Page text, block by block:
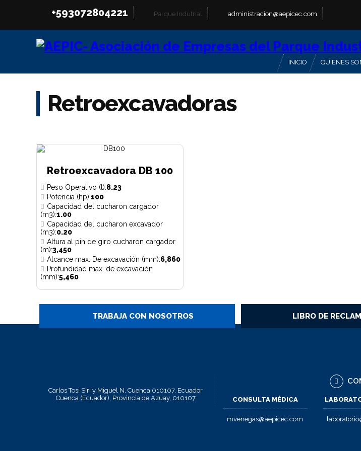
+593072804221 Parque Indutrial administracion@aepicec.com
INICIO QUIENES
Retroexcavadoras
Retroexcavadora DB 100
Peso Operativo (t):8.23
Potencia (hp):100
Capacidad del cucharon cargador
(m3):1.00
Capacidad del cucharon excavador
(m3):0.20
Altura al pin de giro cucharon cargador
(m):3,450
Alcance max. De excavación (mm):6,860
Profundidad max. de excavación
(mm):5,460
TRABAJA CON NOSOTROS LIBRO DE
Carlos Tosi Siri y Miguel N, Cuenca 010107, Ecuador
Cuenca (Ecuador), Provincia de Azuay, 010107
CONSULTA MÉDICA
mvenegas@aepicec.com